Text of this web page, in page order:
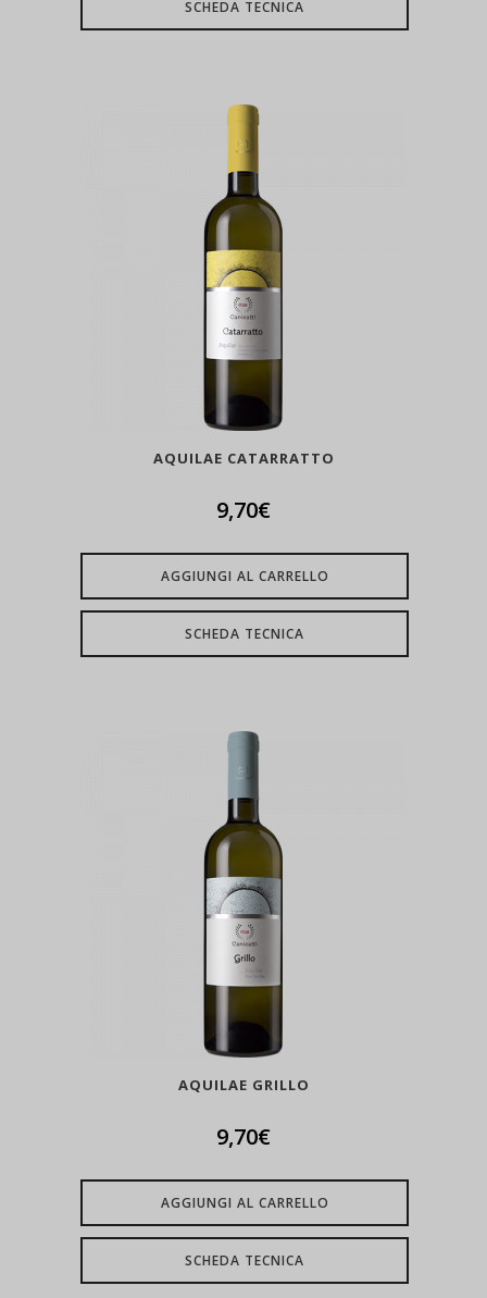
SCHEDA TECNICA
AQUILAE CATARRATTO
9,70€
AGGIUNGI AL CARRELLO
SCHEDA TECNICA
AQUILAE GRILLO
9,70€
AGGIUNGI AL CARRELLO
SCHEDA TECNICA